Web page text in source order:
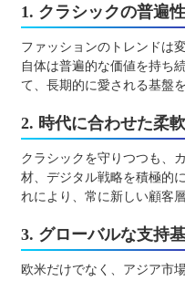
1. クラシックの普遍性
ファッションのトレンドは
自体は普遍的な価値を持ち
て、長期的に愛される基盤
2. 時代に合わせた柔
クラシックを守りつつも、
材、デジタル戦略を積極的
れにより、常に新しい顧客
3. グローバルな支持
欧米だけでなく、アジア市